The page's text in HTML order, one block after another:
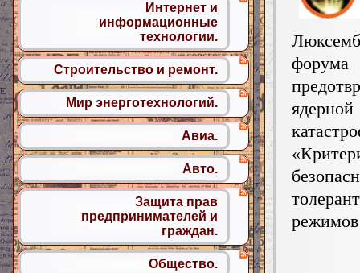
ядерной
Интернет и
информационные
технологии.
Строительство и ремонт.
Мир энерготехнологий.
Авиа.
Авто.
Защита прав
предпринимателей и
граждан.
Общество.